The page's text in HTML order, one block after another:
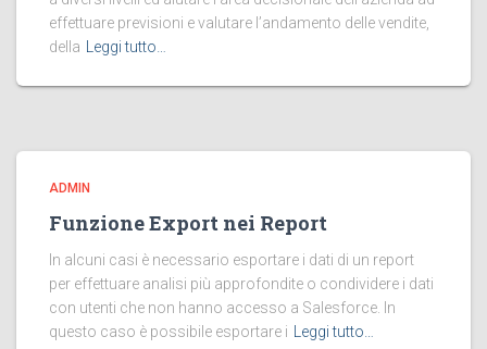
effettuare previsioni e valutare l’andamento delle vendite,
della Leggi tutto…
ADMIN
Funzione Export nei Report
In alcuni casi è necessario esportare i dati di un report
per effettuare analisi più approfondite o condividere i dati
con utenti che non hanno accesso a Salesforce. In
questo caso è possibile esportare i Leggi tutto…